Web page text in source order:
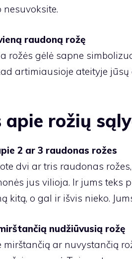
nesuvoksite.
raudoną rožę
rožės gėlė sapne
artimiausioje ateityje
apie rožių
2 ar 3 raudonas rožes
dvi ar tris raudonas
jus vilioja. Ir jums teks
kitą, o gal ir išvis nieko.
nudžiūvusią rožę
mirštančią ar nuvystančią